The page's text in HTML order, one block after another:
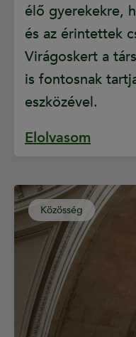
élő gyerekekre,
és az érintettek
Virágoskert a
is fontosnak
eszközével.
Elolvasom
Közösség